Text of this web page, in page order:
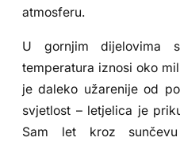
atmosferu.
U gornjim dijelovima
temperatura iznosi oko
je daleko užarenije od
svjetlost – letjelica je
Sam let kroz